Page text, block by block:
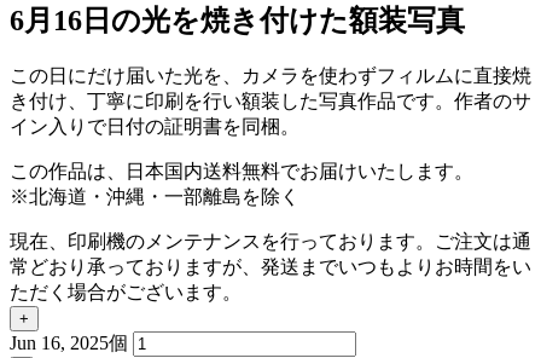
6月16日の光を焼き付けた額装写真
この日にだけ届いた光を、カメラを使わずフィルムに直接焼
き付け、丁寧に印刷を行い額装した写真作品です。作者のサ
イン入りで日付の証明書を同梱。
この作品は、日本国内送料無料でお届けいたします。
※北海道・沖縄・一部離島を除く
現在、印刷機のメンテナンスを行っております。ご注文は通
常どおり承っておりますが、発送までいつもよりお時間をい
ただく場合がございます。
+
Jun 16, 2025個